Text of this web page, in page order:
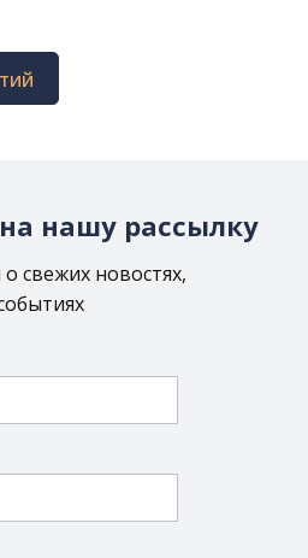
нашу рассылку
свежих новостях,